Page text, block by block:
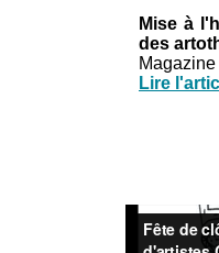
Mise à
des
Magazine
Lire